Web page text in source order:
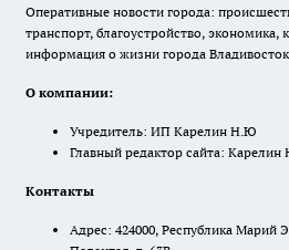
Оперативные новости города:
транспорт, благоустройство, экономика,
информация о жизни города
О компании:
Учредитель: ИП Карелин Н.Ю
Главный редактор сайта:
Контакты
Адрес: 424000, Республика Марий